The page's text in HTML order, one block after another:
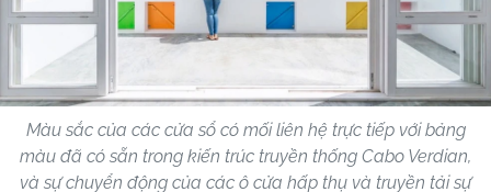
Màu sắc của các cửa sổ có mối liên hệ trực tiếp với bảng
màu đã có sẵn trong kiến ​​trúc truyền thống Cabo Verdian,
và sự chuyển động của các ô cửa hấp thụ và truyền tải sự